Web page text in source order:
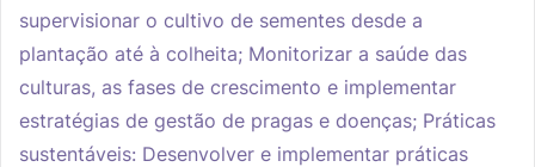
supervisionar o cultivo de sementes desde a
plantação até à colheita; Monitorizar a saúde das
culturas, as fases de crescimento e implementar
estratégias de gestão de pragas e doenças; Práticas
sustentáveis: Desenvolver e implementar práticas